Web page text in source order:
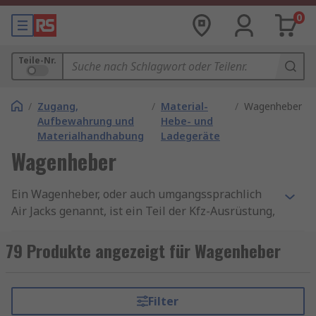
0
Teile-Nr.
/ Zugang,
Aufbewahrung und
Materialhandhabung
/ Material-
Hebe- und
Ladegeräte
/ Wagenheber
Wagenheber
Ein Wagenheber, oder auch umgangssprachlich
Air Jacks genannt, ist ein Teil der Kfz-Ausrüstung,
Fahrzeugen vom Boden verwendet wird.
Wagenheber können als vorübergehende Stütze
zum Hochheben vorgesehen. Das Fahrzeug sollte
während der Wartung oder Reparatur auf
79 Produkte angezeigt für Wagenheber
Filter